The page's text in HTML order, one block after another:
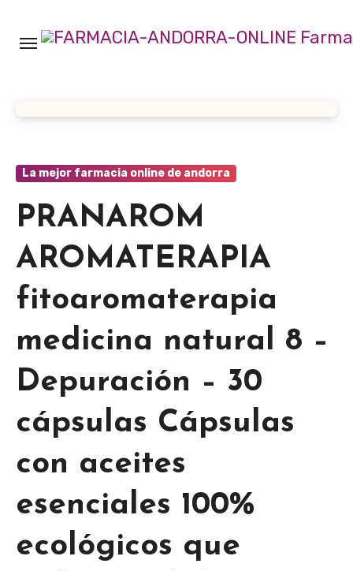
contenido
La mejor farmacia online de andorra
PRANAROM
AROMATERAPIA
fitoaromaterapia
medicina natural 8 –
Depuración – 30
cápsulas Cápsulas
con aceites
esenciales 100%
ecológicos que